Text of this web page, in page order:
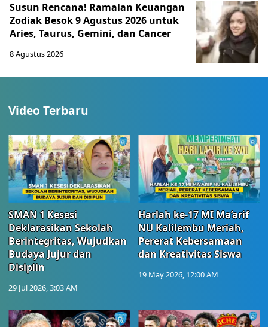
Susun Rencana! Ramalan Keuangan
Zodiak Besok 9 Agustus 2026 untuk
Aries, Taurus, Gemini, dan Cancer
8 Agustus 2026
Video Terbaru
SMAN 1 Kesesi
Deklarasikan Sekolah
Berintegritas, Wujudkan
Budaya Jujur dan
Disiplin
29 Jul 2026, 3:03 AM
Harlah ke-17 MI Ma’arif
NU Kalilembu Meriah,
Pererat Kebersamaan
dan Kreativitas Siswa
19 May 2026, 12:00 AM